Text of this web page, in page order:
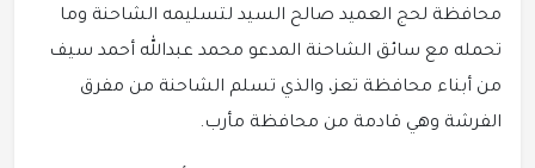
محافظة لحج العميد صالح السيد لتسليمه الشاحنة وما
تحمله مع سائق الشاحنة المدعو محمد عبدالله أحمد سيف
من أبناء محافظة تعز، والذي تسلم الشاحنة من مفرق
الفرشة وهي قادمة من محافظة مأرب.